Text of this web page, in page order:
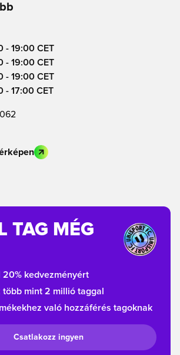
- 19:00 CET
- 19:00 CET
- 19:00 CET
- 17:00 CET
TAG MÉG
20% kedvezményért
több mint 2 millió taggal
való hozzáférés tagoknak
Csatlakozz ingyen